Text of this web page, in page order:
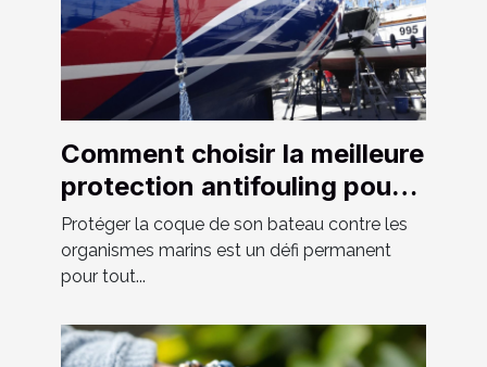
Comment choisir la meilleure
protection antifouling pour
votre bateau ?
Protéger la coque de son bateau contre les
organismes marins est un défi permanent
pour tout...